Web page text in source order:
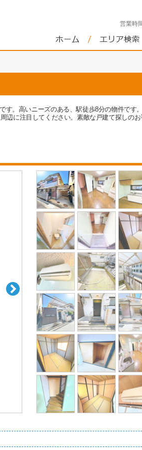
営業時
す。高いニーズのある、駅徒歩8分の物件です
に注目してください。素敵な戸建て探しの